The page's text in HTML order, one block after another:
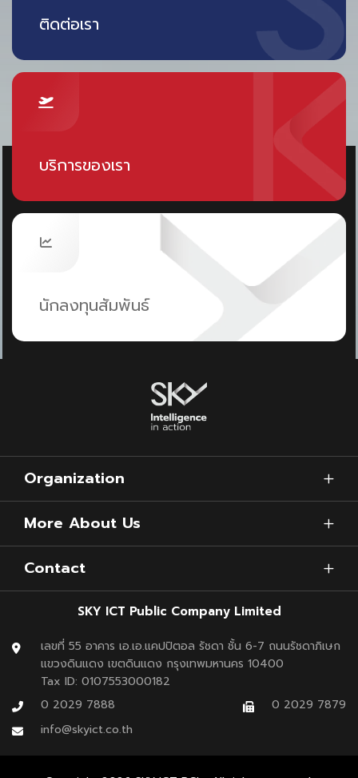
ยกระดับประเทศไทย สู่ Aviation Hub
ด้วยทำเลของประเทศไทยที่เป็นศูนย์กลางของเอเชียตะวันออก
เฉียงใต้ การพัฒนา Green Airport ไม่ได้เป็นเพียงการยก
ระดับสนามบิน แต่คือ
ลดต้นทุนการดำเนินงาน (OPEX)
รองรับการเติบโตของผู้โดยสาร
และตอบโจทย์ ESG
Aviation Hub แห่งอนาคต
ได้อย่างยั่งยืน
Green Airport ไม่ได้เริ่มจากการลดพลังงาน แต่เริ่มจาก
“ข้อมูล” ที่ถูกใช้ให้เกิดประโยชน์สูงสุด เมื่อ Data ถูกแปลงเป็น
Insightและ Insight ถูกแปลงเป็นการตัดสินใจ
คุณค่าที่เกิดขึ้นจะถูกส่งต่อไปถึงผู้โดยสารในรูปแบบของ
“ประสบการณ์ที่ดีขึ้น” ในทุกการเดินทาง และนั่นคือจุดเชื่อม
สำคัญระหว่าง “ความยั่งยืน” และ “การเติบโต” ของ
อุตสาหกรรมการบินไทยในอนาคต 🌏✈️🌱
ติดต่อเรา
บริการของเรา
นักลงทุนสัมพันธ์
Organization
More About Us
Contact
SKY ICT Public Company Limited
เลขที่ 55 อาคาร เอ.เอ.แคปปิตอล รัชดา ชั้น 6-7 ถนนรัชดาภิเษก
แขวงดินแดง เขตดินแดง กรุงเทพมหานคร 10400
Tax ID: 0107553000182
0 2029 7888
0 2029 7879
info@skyict.co.th